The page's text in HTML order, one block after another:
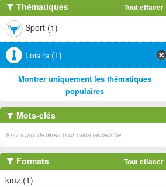
Thématiques Tout effacer
Sport (1)
Loisirs (1)
Montrer uniquement les thématiques
populaires
Mots-clés
Il n'y a pas de filtres pour cette recherche
Formats Tout effacer
kmz (1)